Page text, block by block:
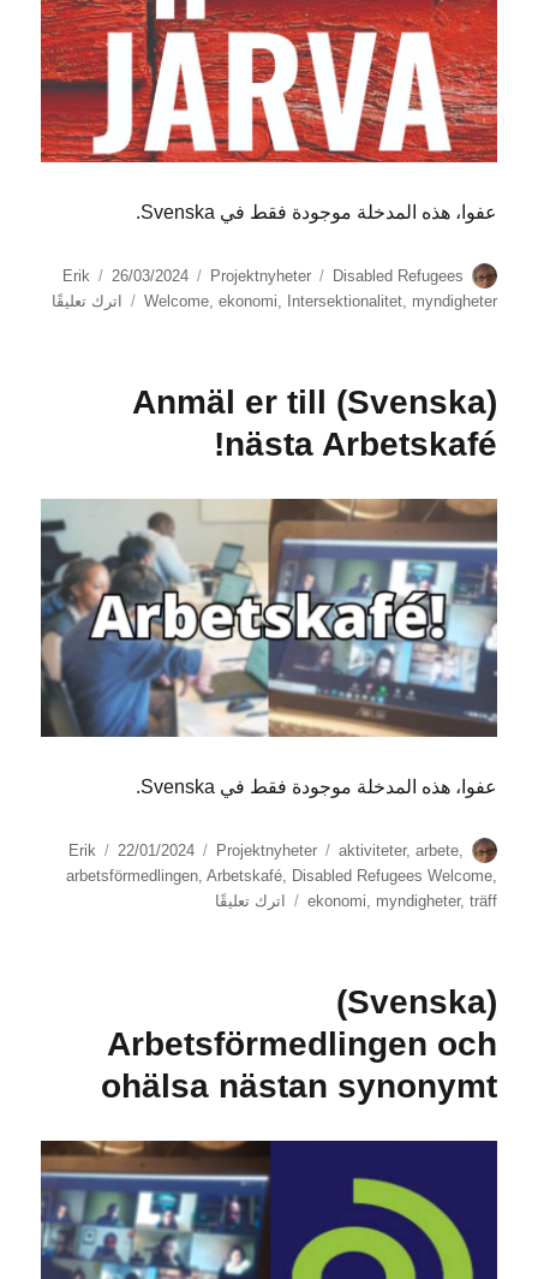
عفوا، هذه المدخلة موجودة فقط في Svenska.
الكاتب Erik
نُشرت
في
26/03/2024
التصنيفات Projektnyheter
الوسوم Disabled Refugees
Welcome, ekonomi Intersektionalitet, myndigheter اترك تعليقًا
(Svenska) Anmäl er till
nästa Arbetskafé!
عفوا، هذه المدخلة موجودة فقط في Svenska.
الكاتب Erik
نُشرت
في
22/01/2024
التصنيفات Projektnyheter
الوسوم aktiviteter, arbete,
arbetsförmedlingen, Arbetskafé, Disabled Refugees Welcome,
ekonomi, myndigheter, träff اترك تعليقًا
Arbetskafé!
(Svenska)
Arbetsförmedlingen och
ohälsa nästan synonymt